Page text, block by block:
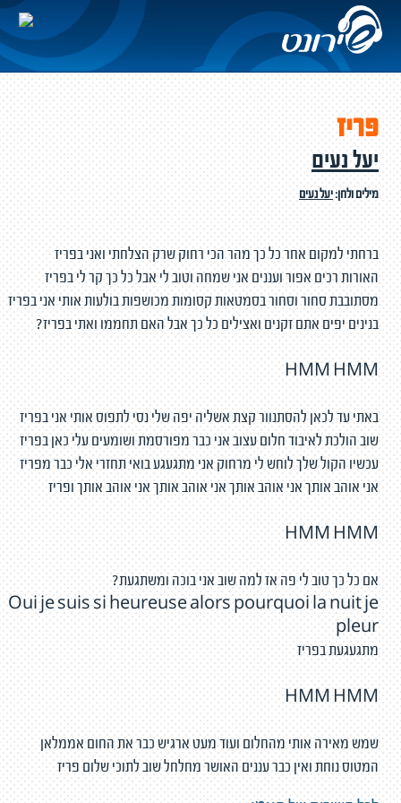
פריז
יעל נעים
מילים ולחן:יעל נעים
ברחתי למקום אחר כל כך מהר הכי רחוק שרק הצלחתי ואני בפריז
האורות רכים אפור ועננים אני שמחה וטוב לי אבל כל כך קר לי בפריז
מסתובבת סחור וסחור בסמטאות קסומות מכושפות בולעות אותי אני בפריז
בנינים יפים אתם זקנים ואצילים כל כך אבל האם תחממו ואתי בפריז?
HMM HMM
באתי עד לכאן להסתנוור קצת אשליה יפה שלי נסי לתפוס אותי אני בפריז
שוב הולכת לאיבוד חלום עצוב אני כבר מפורסמת ושומעים עלי כאן בפריז
עכשיו הקול שלך לוחש לי מרחוק אני מתגעגע בואי תחזרי אלי כבר מפריז
אני אוהב אותך אני אוהב אותך אני אוהב אותך אני אוהב אותך ופריז
HMM HMM
אם כל כך טוב לי פה אז למה שוב אני בוכה ומשתגעת?
Oui je suis si heureuse alors pourquoi la nuit je
pleur
מתגעגעת בפריז
HMM HMM
שמש מאירה אותי מהחלום ועוד מעט ארגיש כבר את החום אממלאן
המטוס נוחת ואין כבר עננים האושר מחלחל שוב לתוכי שלום פריז